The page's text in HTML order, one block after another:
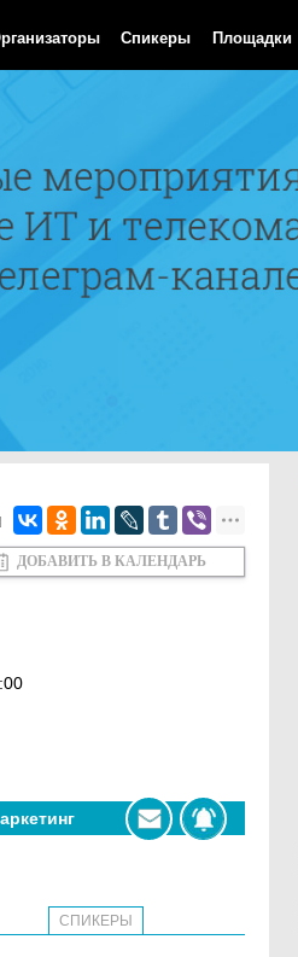
Спикеры Площадки
ДОБАВИТЬ В КАЛЕНДАРЬ
СПИКЕРЫ